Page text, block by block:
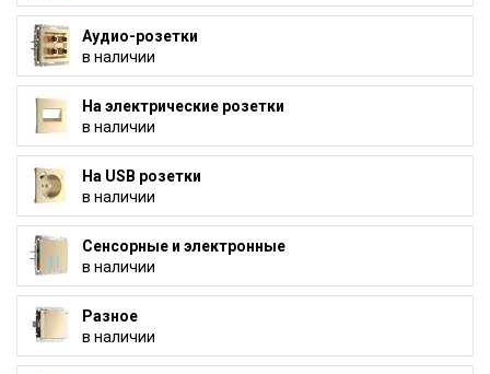
Аудио-розетки
в наличии
На электрические розетки
в наличии
На USB розетки
в наличии
Сенсорные и электронные
в наличии
Разное
в наличии